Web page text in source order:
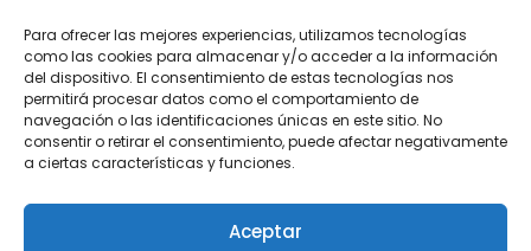
Para ofrecer las mejores experiencias, utilizamos tecnologías
como las cookies para almacenar y/o acceder a la información
del dispositivo. El consentimiento de estas tecnologías nos
permitirá procesar datos como el comportamiento de
navegación o las identificaciones únicas en este sitio. No
consentir o retirar el consentimiento, puede afectar negativamente
a ciertas características y funciones.
Aceptar
Avenida Galileo Galilei, 12
15.008 · A Coruña · España
Teléfono:881.069.303
WhatsApp:616.897.466